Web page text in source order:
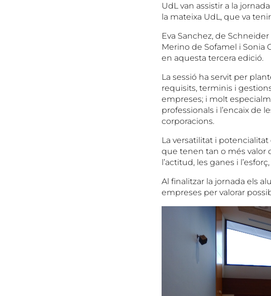
UdL van assistir a la
la mateixa UdL, que va
Eva Sanchez, de Schneider
Merino de Sofamel i Sonia
en aquesta tercera edició.
La sessió ha servit per
requisits, terminis i
empreses; i molt
professionals i l’encaix de
corporacions.
La versatilitat i
que tenen tan o més valor
l’actitud, les ganes i
Al finalitzar la jornada els
empreses per valorar